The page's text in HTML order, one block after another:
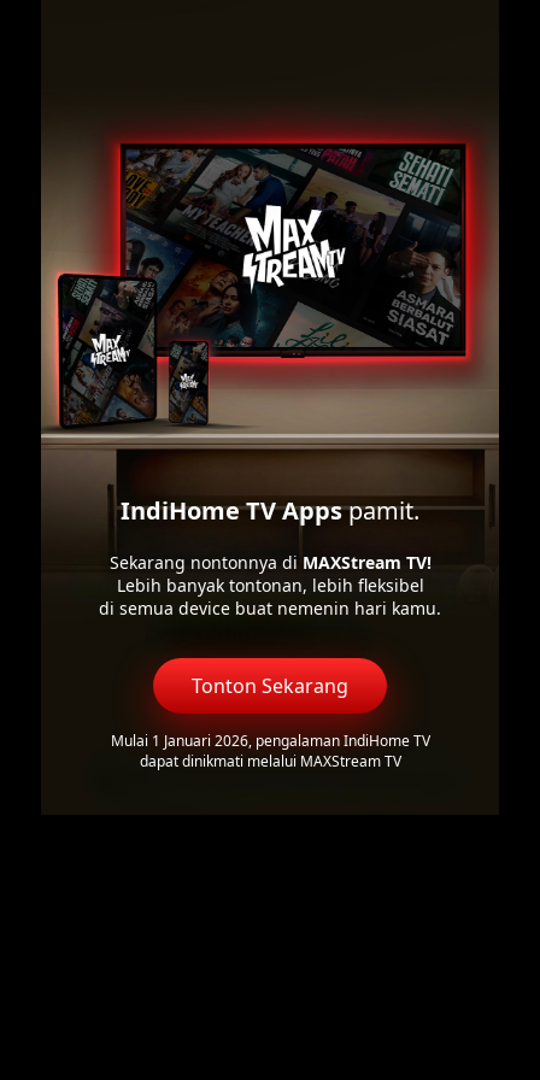
IndiHome TV Appspamit.
Sekarang nontonnya di MAXStream TV!
Lebih banyak tontonan, lebih fleksibel
di semua device buat nemenin hari kamu.
Tonton Sekarang
Mulai 1 Januari 2026, pengalaman IndiHome TV
dapat dinikmati melalui MAXStream TV